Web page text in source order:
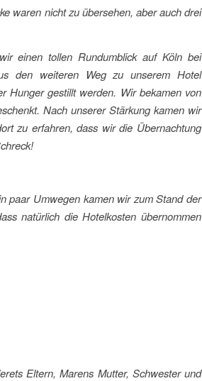
waren nicht zu übersehen, aber auch drei
einen tollen Rundumblick auf Köln bei
den weiteren Weg zu unserem Hotel
Hunger gestillt werden. Wir bekamen von
Nach unserer Stärkung kamen wir
zu erfahren, dass wir die Übernachtung
paar Umwegen kamen wir zum Stand der
natürlich die Hotelkosten übernommen
Eltern, Marens Mutter, Schwester und